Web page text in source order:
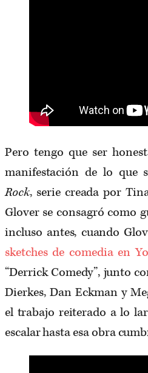
Pero tengo que ser
manifestación de lo que
Rock, serie creada por
Glover se consagró como
incluso antes, cuando
sketches de comedia en
“Derrick Comedy”, junto
Dierkes, Dan Eckman y
el trabajo reiterado a lo
escalar hasta esa obra